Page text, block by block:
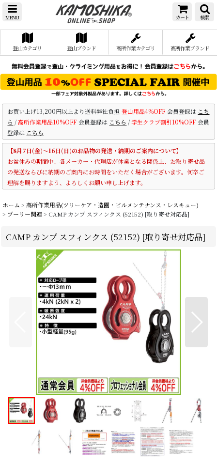
MENU カート 検索
登山カテゴリ 登山ブランド 高所作業カテゴリ 高所作業ブランド
お買い上げ13,200円以上より送料弊社負担 登山用品4%OFF 会員登録は こち
ら /高所作業用品10%OFF 会員登録は こちら /学生クラブ割引10%OFF 会員
登録は こちら
【8月7日(金)～16日(日)のお品物の発送・納期のご案内について】
お盆休みの期間中、各メーカー・代理店が休業となる関係上、お取り寄せ品
の発送ならびに納期のご案内にお時間をいただく場合がございます。何卒ご
理解を賜りますよう、よろしくお願い申し上げます。
ホーム > 高所作業用品(ツリーケア・造園・ビルメンテナンス・レスキュー)
> プーリー関連> CAMP カンプ スフィンクス (52152) [取り寄せ対応品]
CAMP カンプ スフィンクス (52152) [取り寄せ対応品]